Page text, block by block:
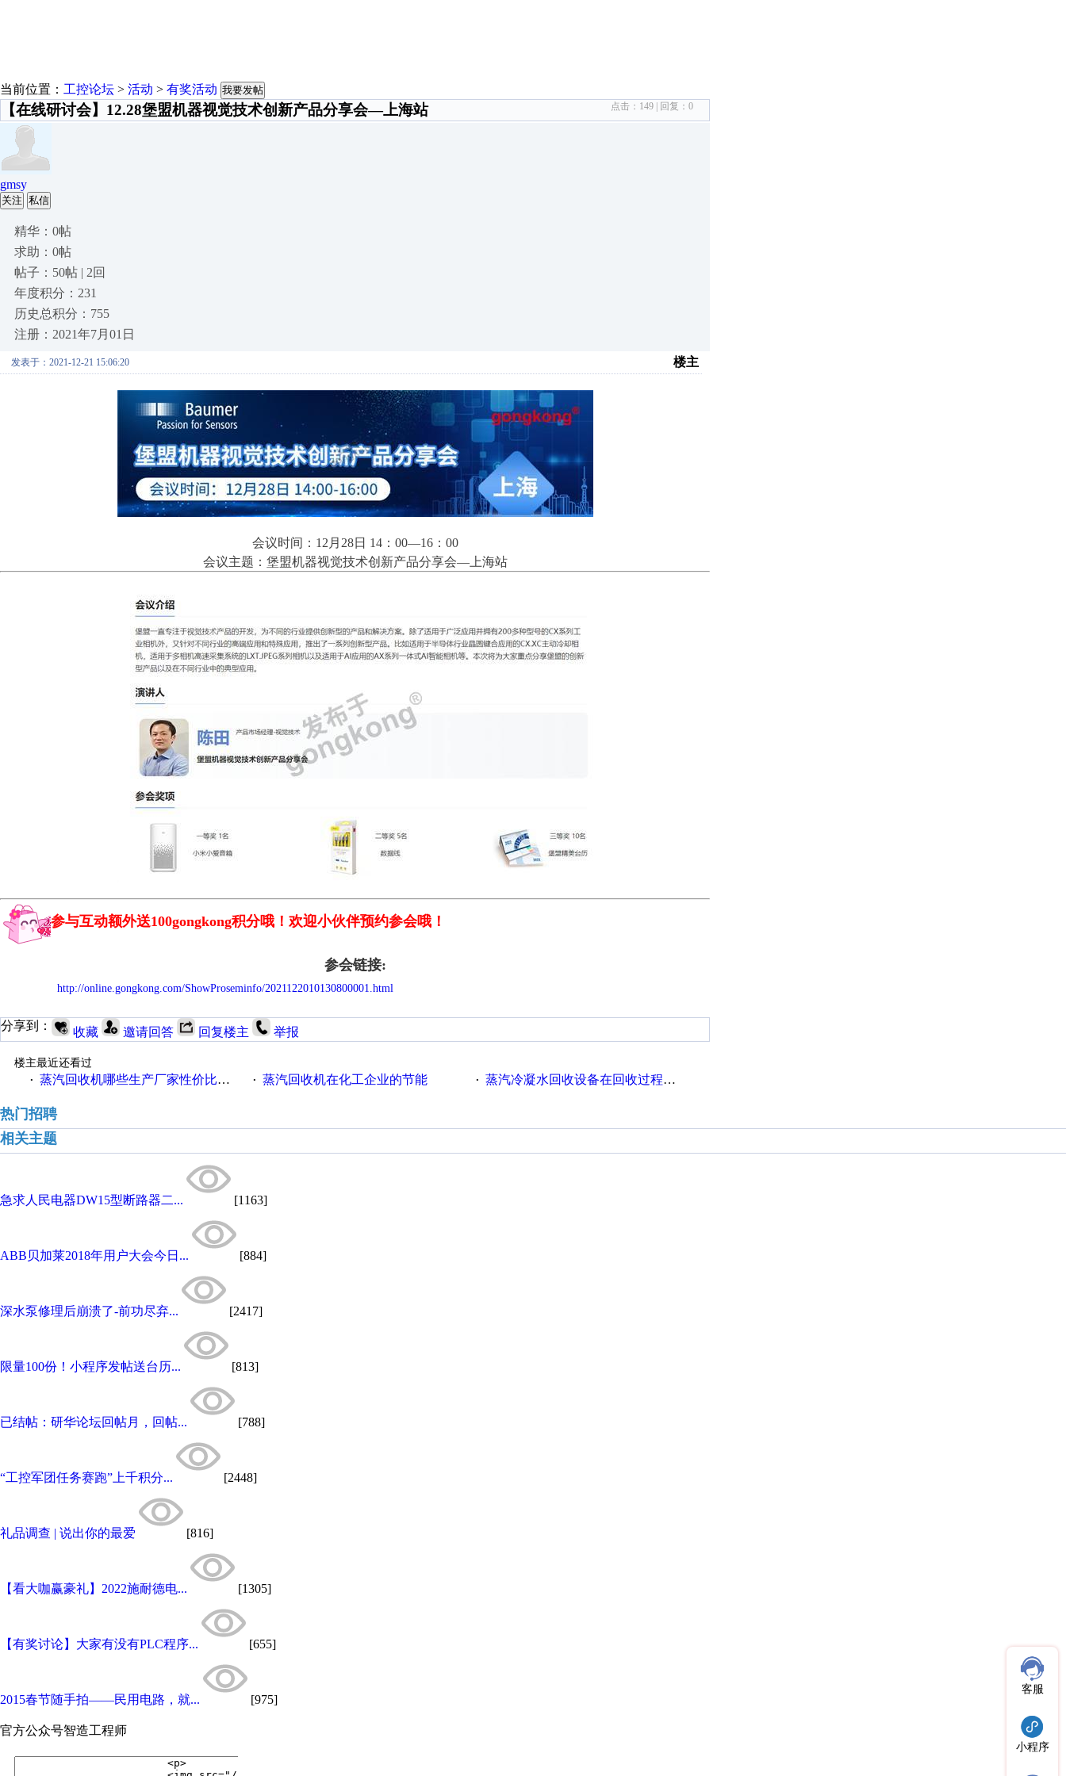
当前位置： 工控论坛 > 活动 > 有奖活动 我要发帖
【在线研讨会】12.28堡盟机器视觉技术创新产品分享会—上海站 点击： 149 | 回复： 0
gmsy
关注 私信
精华：0帖
求助：0帖
帖子：50帖 | 2回
年度积分：231
历史总积分：755
注册：2021年7月01日
发表于：2021-12-21 15:06:20 楼主
会议时间：12月28日 14：00—16：00
会议主题：堡盟机器视觉技术创新产品分享会—上海站
参与互动额外送100gongkong积分哦！欢迎小伙伴预约参会哦！
参会链接:
http://online.gongkong.com/ShowProseminfo/2021122010130800001.html
分享到： 收藏 邀请回答 回复楼主 举报
楼主最近还看过
· 蒸汽回收机哪些生产厂家性价比高一些 · 蒸汽回收机在化工企业的节能 · 蒸汽冷凝水回收设备在回收过程中的运行要点
热门招聘
相关主题
急求人民电器DW15型断路器二... [1163]
ABB贝加莱2018年用户大会今日... [884]
深水泵修理后崩溃了-前功尽弃... [2417]
限量100份！小程序发帖送台历... [813]
已结帖：研华论坛回帖月，回帖... [788]
“工控军团任务赛跑”上千积分... [2448]
礼品调查 | 说出你的最爱 [816]
【看大咖赢豪礼】2022施耐德电... [1305]
【有奖讨论】大家有没有PLC程序... [655]
2015春节随手拍——民用电路，就... [975]
官方公众号智造工程师
客服
小程序